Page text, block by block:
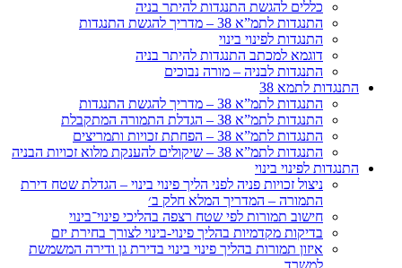
כללים להגשת התנגדות להיתר בניה
התנגדות לתמ”א 38 – מדריך להגשת התנגדות
התנגדות לפינוי בינוי
דוגמא למכתב התנגדות להיתר בניה
התנגדות לבניה – מורה נבוכים
התנגדות לתמא 38
התנגדות לתמ”א 38 – מדריך להגשת התנגדות
התנגדות לתמ”א 38 – הגדלת התמורה המתקבלת
התנגדות לתמ”א 38 – הפחתת זכויות ותמריצים
התנגדות לתמ”א 38 – שיקולים להענקת מלוא זכויות הבניה
התנגדות לפינוי בינוי
ניצול זכויות פניה לפני הליך פינוי בינוי – הגדלת שטח דירת
התמורה – המדריך המלא חלק ב׳
חישוב תמורות לפי שטח רצפה בהליכי פינוי־בינוי
בדיקות מקדמיות בהליך פינוי-בינוי לצורך בחירת יזם
איזון תמורות בהליך פינוי בינוי בדירת גן ודירה המשמשת
למשרד